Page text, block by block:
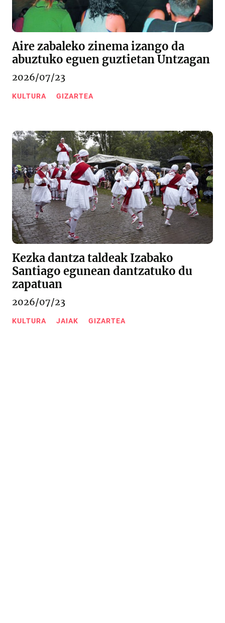
Aire zabaleko zinema izango da
abuztuko eguen guztietan Untzagan
2026/07/23
KULTURA GIZARTEA
Kezka dantza taldeak Izabako
Santiago egunean dantzatuko du
zapatuan
2026/07/23
KULTURA JAIAK GIZARTEA